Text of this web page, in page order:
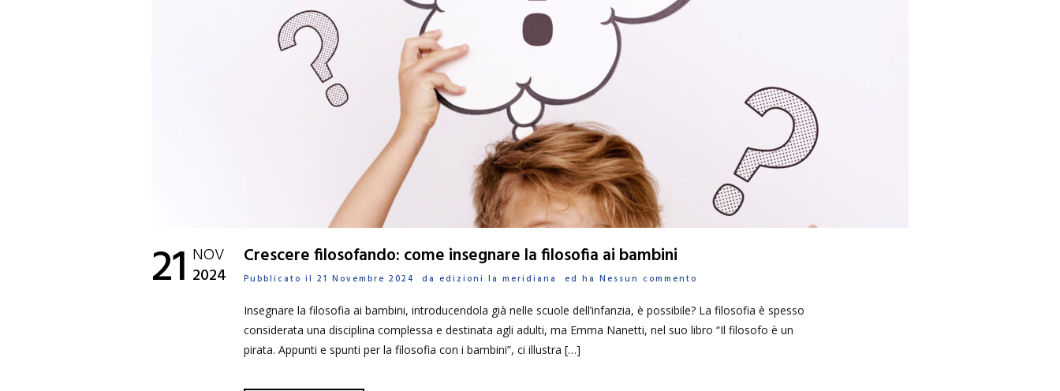
21 NOV
2024
Crescere filosofando: come insegnare la filosofia ai bambini
Pubblicato il 21 Novembre 2024 da edizioni la meridiana ed ha Nessun commento
Insegnare la filosofia ai bambini, introducendola già nelle scuole dell’infanzia, è possibile? La filosofia è spesso
considerata una disciplina complessa e destinata agli adulti, ma Emma Nanetti, nel suo libro “Il filosofo è un
pirata. Appunti e spunti per la filosofia con i bambini”, ci illustra […]